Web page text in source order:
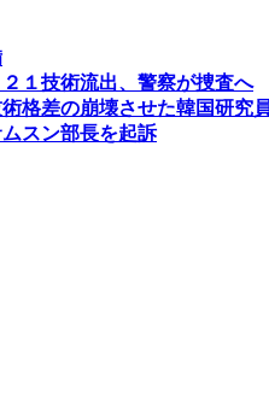
１技術流出、警察が捜査へ
格差の崩壊させた韓国研究
スン部長を起訴